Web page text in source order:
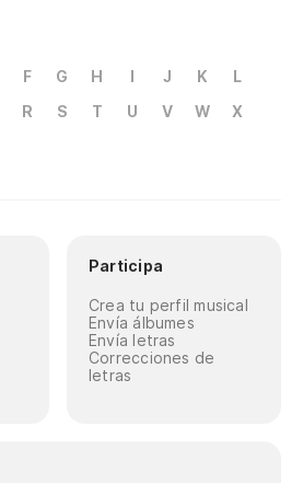
F G H I J K
L
R S T U V W
X
Participa
Crea tu perfil musical
Envía álbumes
Envía letras
Correcciones de
letras